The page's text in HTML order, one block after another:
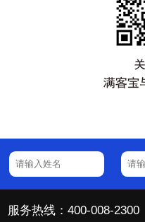
服务热线：400-008-2300